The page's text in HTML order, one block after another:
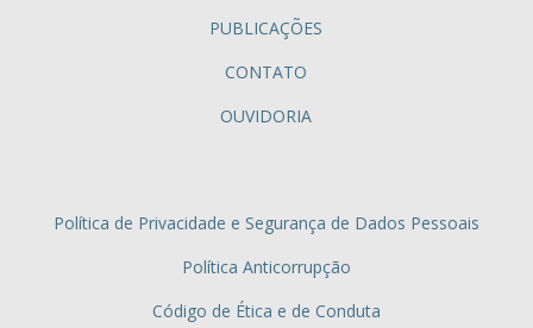
PUBLICAÇÕES
CONTATO
OUVIDORIA
Política de Privacidade e Segurança de Dados Pessoais
Política Anticorrupção
Código de Ética e de Conduta